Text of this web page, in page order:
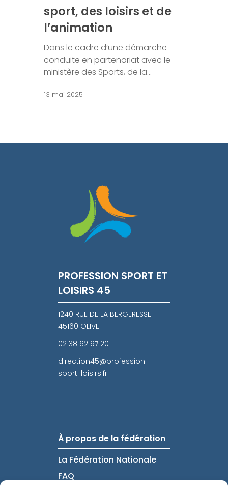
sport, des loisirs et de
l’animation
Dans le cadre d’une démarche
conduite en partenariat avec le
ministère des Sports, de la…
13 mai 2025
PROFESSION SPORT ET
LOISIRS 45
1240 RUE DE LA BERGERESSE -
45160 OLIVET
02 38 62 97 20
direction45@profession-
sport-loisirs.fr
À propos de la fédération
La Fédération Nationale
FAQ